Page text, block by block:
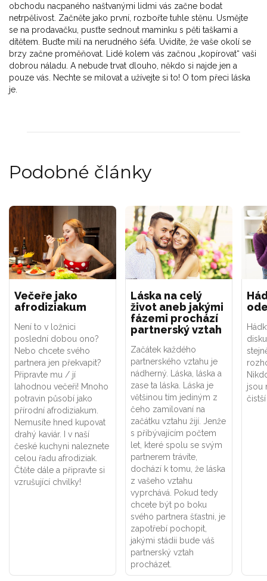
obchodu nacpaného naštvanými lidmi vás začne bodat
netrpělivost. Začněte jako první, rozbořte tuhle stěnu. Usmějte
se na prodavačku, pusťte sednout maminku s pěti taškami a
dítětem. Buďte milí na nerudného šéfa. Uvidíte, že vaše okolí se
brzy začne proměňovat. Lidé kolem vás začnou „kopírovat“ vaši
dobrou náladu. A nebude trvat dlouho, někdo si najde jen a
pouze vás. Nechte se milovat a užívejte si to! O tom přeci láska
je.
Podobné články
Večeře jako
afrodiziakum
Není to v ložnici
poslední dobou ono?
Nebo chcete svého
partnera jen překvapit?
Připravte mu / jí
lahodnou večeři! Mnoho
potravin působí jako
přírodní afrodiziakum.
Nemusíte hned kupovat
drahý kaviár. I v naší
české kuchyni naleznete
celou řadu afrodiziak.
Čtěte dále a připravte si
vzrušující chvilky!
Láska na celý
život aneb jakými
fázemi prochází
partnerský vztah
Začátek každého
partnerského vztahu je
nádherný. Láska, láska a
zase ta láska. Láska je
většinou tím jediným z
čeho zamilovaní na
začátku vztahu žijí. Jenže
s přibývajícím počtem
let, které spolu se svým
partnerem trávíte,
dochází k tomu, že láska
z vašeho vztahu
vyprchává. Pokud tedy
chcete být po boku
svého partnera šťastni, je
zapotřebí pochopit,
jakými stádii bude váš
partnerský vztah
procházet.
jsou